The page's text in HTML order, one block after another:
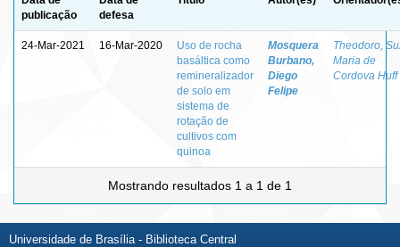
publicação
defesa
24-Mar-2021 16-Mar-2020
Uso de rocha
basáltica como
remineralizador
de solo em
sistema de
rotação de
cultivos com
quinoa
Mosquera
Burbano,
Diego
Felipe
Theodoro,
Maria de
Cordova Huff
Mostrando resultados 1 a 1 de 1
Universidade de Brasília - Biblioteca Central